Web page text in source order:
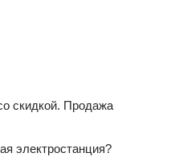
скидкой. Продажа
электростанция?